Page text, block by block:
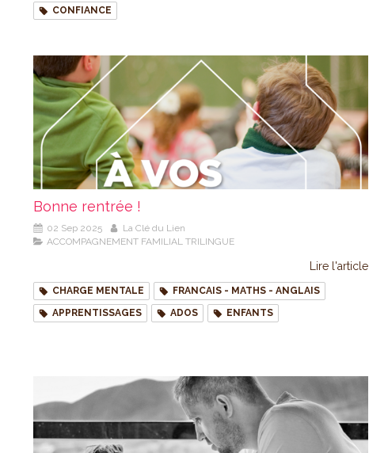
CONFIANCE
Bonne rentrée !
02 Sep 2025
La Clé du Lien
ACCOMPAGNEMENT FAMILIAL TRILINGUE
Lire l'article
CHARGE MENTALE
FRANCAIS - MATHS - ANGLAIS
APPRENTISSAGES
ADOS ENFANTS